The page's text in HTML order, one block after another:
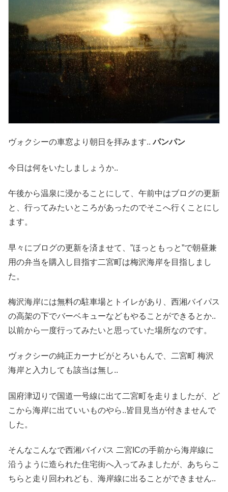
ヴォクシーの車窓より朝日を拝みます..パンパン
今日は何をいたしましょうか..
午後から温泉に浸かることにして、午前中はブログの更新
と、行ってみたいところがあったのでそこへ行くことにし
ます。
早々にブログの更新を済ませて、”ほっともっと”で朝昼兼
用の弁当を購入し目指す二宮町は梅沢海岸を目指しまし
た。
梅沢海岸には無料の駐車場とトイレがあり、西湘バイパス
の高架の下でバーベキューなどもやることができるとか..
以前から一度行ってみたいと思っていた場所なのです。
ヴォクシーの純正カーナビがとろいもんで、二宮町 梅沢
海岸と入力しても該当は無し..
国府津辺りで国道一号線に出て二宮町を走りましたが、ど
こから海岸に出ていいものやら..皆目見当が付きませんで
した。
そんなこんなで西湘バイパス 二宮ICの手前から海岸線に
沿うように造られた住宅街へ入ってみましたが、あちらこ
ちらと走り回われども、海岸線に出ることができません..